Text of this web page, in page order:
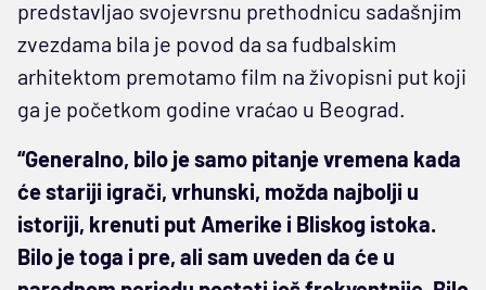
predstavljao svojevrsnu prethodnicu sadašnjim
zvezdama bila je povod da sa fudbalskim
arhitektom premotamo film na živopisni put koji
ga je početkom godine vraćao u Beograd.
“Generalno, bilo je samo pitanje vremena kada
će stariji igrači, vrhunski, možda najbolji u
istoriji, krenuti put Amerike i Bliskog istoka.
Bilo je toga i pre, ali sam uveden da će u